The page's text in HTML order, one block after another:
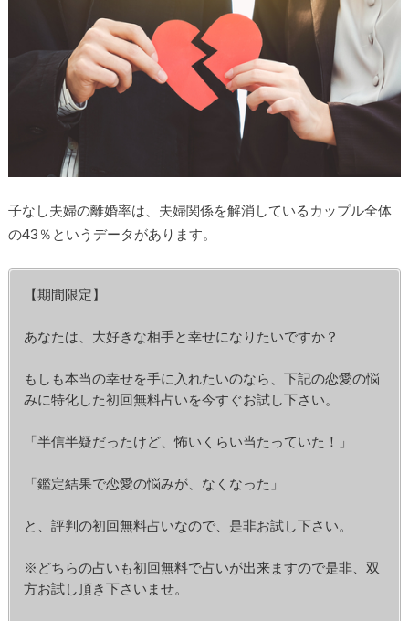
子なし夫婦の離婚率は、夫婦関係を解消しているカップル全体
の43％というデータがあります。
【期間限定】
あなたは、大好きな相手と幸せになりたいですか？
もしも本当の幸せを手に入れたいのなら、下記の恋愛の悩
みに特化した初回無料占いを今すぐお試し下さい。
「半信半疑だったけど、怖いくらい当たっていた！」
「鑑定結果で恋愛の悩みが、なくなった」
と、評判の初回無料占いなので、是非お試し下さい。
※どちらの占いも初回無料で占いが出来ますので是非、双
方お試し頂き下さいませ。